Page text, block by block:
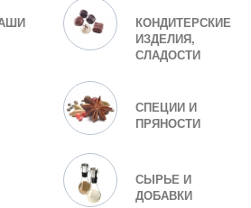
КОНДИТЕРСКИЕ
ИЗДЕЛИЯ,
СЛАДОСТИ
СПЕЦИИ И
ПРЯНОСТИ
СЫРЬЕ И
ДОБАВКИ